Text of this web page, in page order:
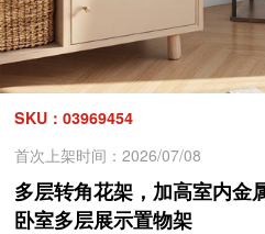
SKU：03969454
首次上架时间：2026/07/08
多层转角花架，加高室内金
卧室多层展示置物架